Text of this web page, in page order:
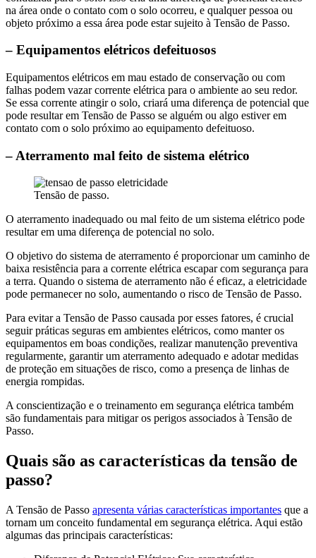
na área onde o contato com o solo ocorreu, e qualquer pessoa ou
objeto próximo a essa área pode estar sujeito à Tensão de Passo.
– Equipamentos elétricos defeituosos
Equipamentos elétricos em mau estado de conservação ou com
falhas podem vazar corrente elétrica para o ambiente ao seu redor.
Se essa corrente atingir o solo, criará uma diferença de potencial que
pode resultar em Tensão de Passo se alguém ou algo estiver em
contato com o solo próximo ao equipamento defeituoso.
– Aterramento mal feito de sistema elétrico
Tensão de passo.
O aterramento inadequado ou mal feito de um sistema elétrico pode
resultar em uma diferença de potencial no solo.
O objetivo do sistema de aterramento é proporcionar um caminho de
baixa resistência para a corrente elétrica escapar com segurança para
a terra. Quando o sistema de aterramento não é eficaz, a eletricidade
pode permanecer no solo, aumentando o risco de Tensão de Passo.
Para evitar a Tensão de Passo causada por esses fatores, é crucial
seguir práticas seguras em ambientes elétricos, como manter os
equipamentos em boas condições, realizar manutenção preventiva
regularmente, garantir um aterramento adequado e adotar medidas
de proteção em situações de risco, como a presença de linhas de
energia rompidas.
A conscientização e o treinamento em segurança elétrica também
são fundamentais para mitigar os perigos associados à Tensão de
Passo.
Quais são as características da tensão de
passo?
A Tensão de Passo apresenta várias características importantes que a
tornam um conceito fundamental em segurança elétrica. Aqui estão
algumas das principais características: